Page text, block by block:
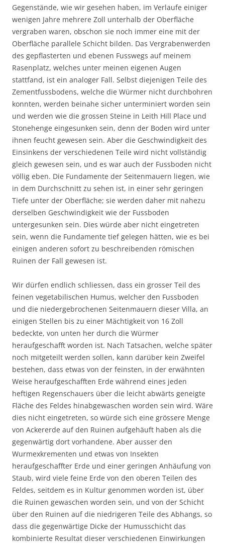
Gegenstände, wie wir gesehen haben, im Verlaufe einiger
wenigen Jahre mehrere Zoll unterhalb der Oberfläche
vergraben waren, obschon sie noch immer eine mit der
Oberfläche parallele Schicht bilden. Das Vergrabenwerden
des gepflasterten und ebenen Fusswegs auf meinem
Rasenplatz, welches unter meinen eigenen Augen
stattfand, ist ein analoger Fall. Selbst diejenigen Teile des
Zementfussbodens, welche die Würmer nicht durchbohren
konnten, werden beinahe sicher unterminiert worden sein
und werden wie die grossen Steine in Leith Hill Place und
Stonehenge eingesunken sein, denn der Boden wird unter
ihnen feucht gewesen sein. Aber die Geschwindigkeit des
Einsinkens der verschiedenen Teile wird nicht vollständig
gleich gewesen sein, und es war auch der Fussboden nicht
völlig eben. Die Fundamente der Seitenmauern liegen, wie
in dem Durchschnitt zu sehen ist, in einer sehr geringen
Tiefe unter der Oberfläche; sie werden daher mit nahezu
derselben Geschwindigkeit wie der Fussboden
untergesunken sein. Dies würde aber nicht eingetreten
sein, wenn die Fundamente tief gelegen hätten, wie es bei
einigen anderen sofort zu beschreibenden römischen
Ruinen der Fall gewesen ist.
Wir dürfen endlich schliessen, dass ein grosser Teil des
feinen vegetabilischen Humus, welcher den Fussboden
und die niedergebrochenen Seitenmauern dieser Villa, an
einigen Stellen bis zu einer Mächtigkeit von 16 Zoll
bedeckte, von unten her durch die Würmer
heraufgeschafft worden ist. Nach Tatsachen, welche später
noch mitgeteilt werden sollen, kann darüber kein Zweifel
bestehen, dass etwas von der feinsten, in der erwähnten
Weise heraufgeschafften Erde während eines jeden
heftigen Regenschauers über die leicht abwärts geneigte
Fläche des Feldes hinabgewaschen worden sein wird. Wäre
dies nicht eingetreten, so würde sich eine grössere Menge
von Ackererde auf den Ruinen aufgehäuft haben als die
gegenwärtig dort vorhandene. Aber ausser den
Wurmexkrementen und etwas von Insekten
heraufgeschaffter Erde und einer geringen Anhäufung von
Staub, wird viele feine Erde von den oberen Teilen des
Feldes, seitdem es in Kultur genommen worden ist, über
die Ruinen gewaschen worden sein, und von der Schicht
über den Ruinen auf die niedrigeren Teile des Abhangs, so
dass die gegenwärtige Dicke der Humusschicht das
kombinierte Resultat dieser verschiedenen Einwirkungen